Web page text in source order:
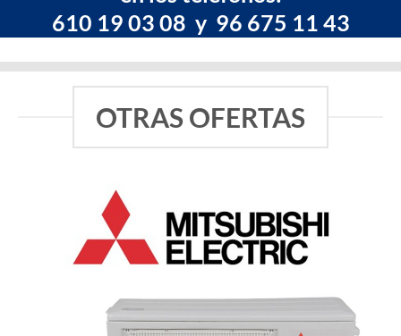
610 19 03 08 y 96 675 11 43
OTRAS OFERTAS